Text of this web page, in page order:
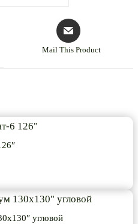
Mail This Product
угловой